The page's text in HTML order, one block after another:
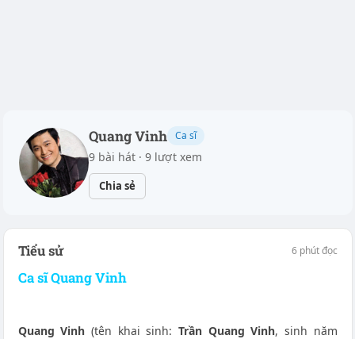
Quang Vinh Ca sĩ
9 bài hát · 9 lượt xem
Chia sẻ
Tiểu sử 6 phút đọc
Ca sĩ Quang Vinh
Quang Vinh (tên khai sinh: Trần Quang Vinh, sinh năm